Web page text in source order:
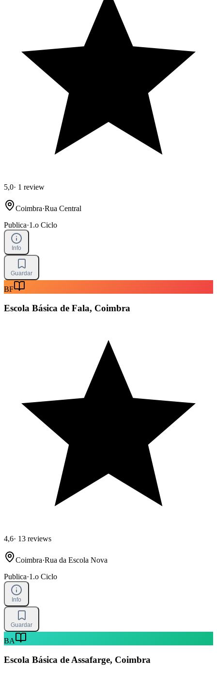
5,0· 1 review
Coimbra·Rua Central
Publica·1.o Ciclo
Info
Guardar
BF
Escola Básica de Fala, Coimbra
4,6· 13 reviews
Coimbra·Rua da Escola Nova
Publica·1.o Ciclo
Info
Guardar
BA
Escola Básica de Assafarge, Coimbra